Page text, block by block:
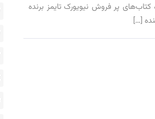
پر فروش نیویورک تایمز برنده
[…]